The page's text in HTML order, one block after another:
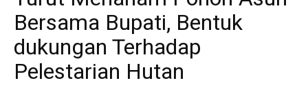
Bersama Bupati, Bentuk
dukungan Terhadap
Pelestarian Hutan